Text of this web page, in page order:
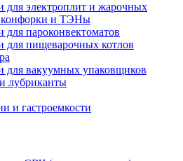
для электроплит и жарочных
и ТЭНы
для пароконвектоматов
для пищеварочных котлов
для вакуумных упаковщиков
лубриканты
и гастроемкости